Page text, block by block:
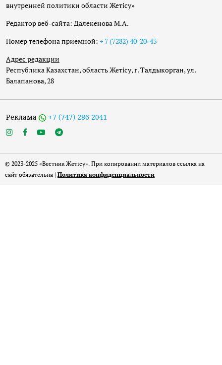
внутренней политики области Жетісу»
Редактор веб-сайта: Далекенова М.А.
Номер телефона приёмной: + 7 (7282) 40-20-43
Адрес редакции
Республика Казахстан, область Жетісу, г. Талдыкорган, ул.
Балапанова, 28
Реклама +7 (747) 286 2041
© 2023-2025 «Вестник Жетісу». При копировании материалов ссылка на
сайт обязательна | Политика конфиденциальности